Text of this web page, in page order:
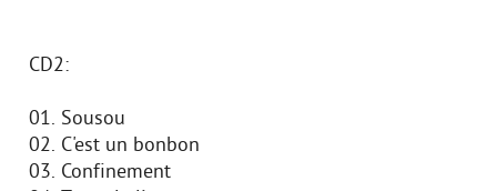
CD2:
01. Sousou
02. C'est un bonbon
03. Confinement